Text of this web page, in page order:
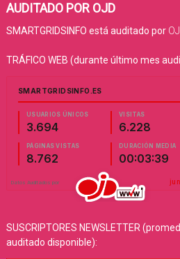
AUDITADO POR OJD
SMARTGRIDSINFO está auditado por
TRÁFICO WEB (durante último mes
SUSCRIPTORES NEWSLETTER
auditado disponible):